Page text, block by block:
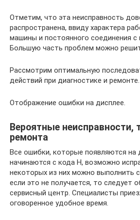
Отметим, что эта неисправность
распространена, ввиду характера
машины и постоянного соединения с
Большую часть проблем можно
Рассмотрим оптимальную
действий при диагностике и ремонте.
Отображение ошибки на дисплее.
Вероятные неисправности,
ремонта
Все ошибки, которые появляются на
начинаются с кода Н, возможно
некоторых из них можно выполнить
если это не получается, то следует
сервисный центр. Специалисты
оговоренное удобное время.